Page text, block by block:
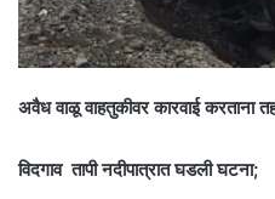
अवैध वाळू वाहतुकीवर कारवाई करताना
विदगाव तापी नदीपात्रात घडली घटना;